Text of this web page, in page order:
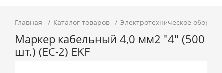
Главная Каталог товаров Электротехническое
Маркер кабельный 4,0 мм2 "4" (500
шт.) (ЕС-2) EKF